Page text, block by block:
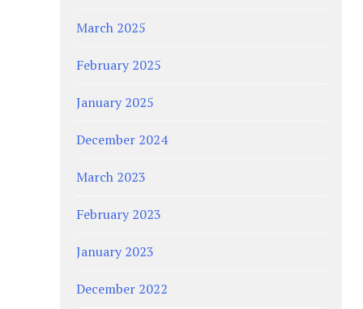
March 2025
February 2025
January 2025
December 2024
March 2023
February 2023
January 2023
December 2022